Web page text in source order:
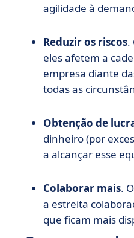
agilidade à
Reduzir os riscos.
eles afetem a
empresa diante
todas as
Obtenção de
dinheiro (por
a alcançar esse
Colaborar mais.
a estreita
que ficam mais